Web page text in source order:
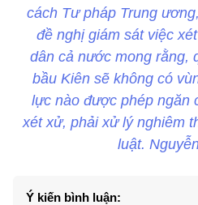
cách Tư pháp Trung
đề nghị giám sát việc
dân cả nước mong rằng,
bầu Kiên sẽ không có
lực nào được phép ngăn
xét xử, phải xử lý nghiêm
luật.
Ý kiến bình luận: